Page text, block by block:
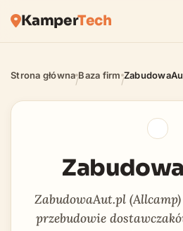
KamperTech
Strona główna/Baza firm/
ZabudowaAut.pl
przebudowie